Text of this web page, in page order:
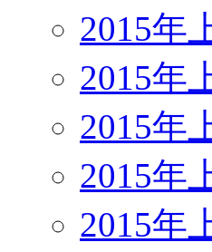
2015年
2015年
2015年
2015年
2015年